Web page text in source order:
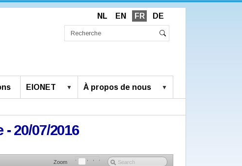
NL EN FR DE
EIONET À propos de nous
20/07/2016
Zoom